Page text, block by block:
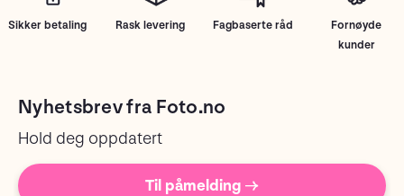
Sikker betaling Rask levering Fagbaserte råd
Fornøyde
kunder
Nyhetsbrev fra Foto.no
Hold deg oppdatert
Til påmelding →